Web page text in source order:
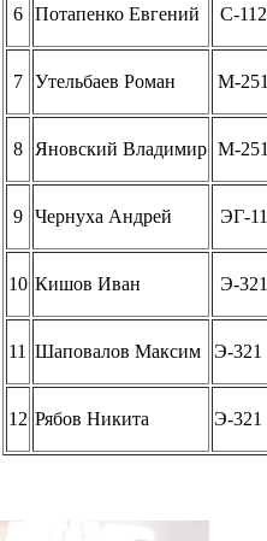
6 Потапенко Евгений С-112
7 Утельбаев Роман М-251
8 Яновский Владимир М-251
9 Чернуха Андрей ЭГ-11
10 Кишов Иван Э-321
11 Шаповалов Максим Э-321
12 Рябов Никита Э-321